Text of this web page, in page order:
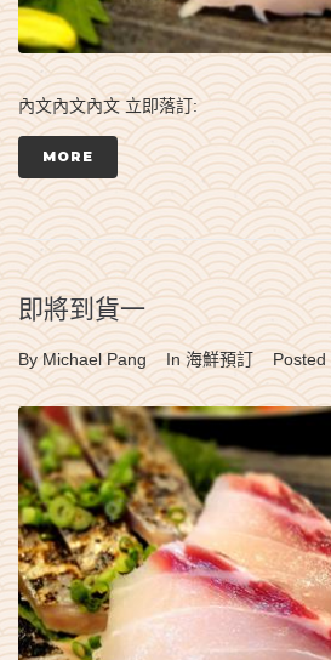
內文內文內文 立即落訂:
MORE
即將到貨一
By Michael Pang In海鮮預訂 Posted